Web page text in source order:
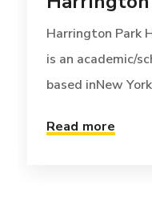
Harrington Park
is an academic/
based inNew
Read more